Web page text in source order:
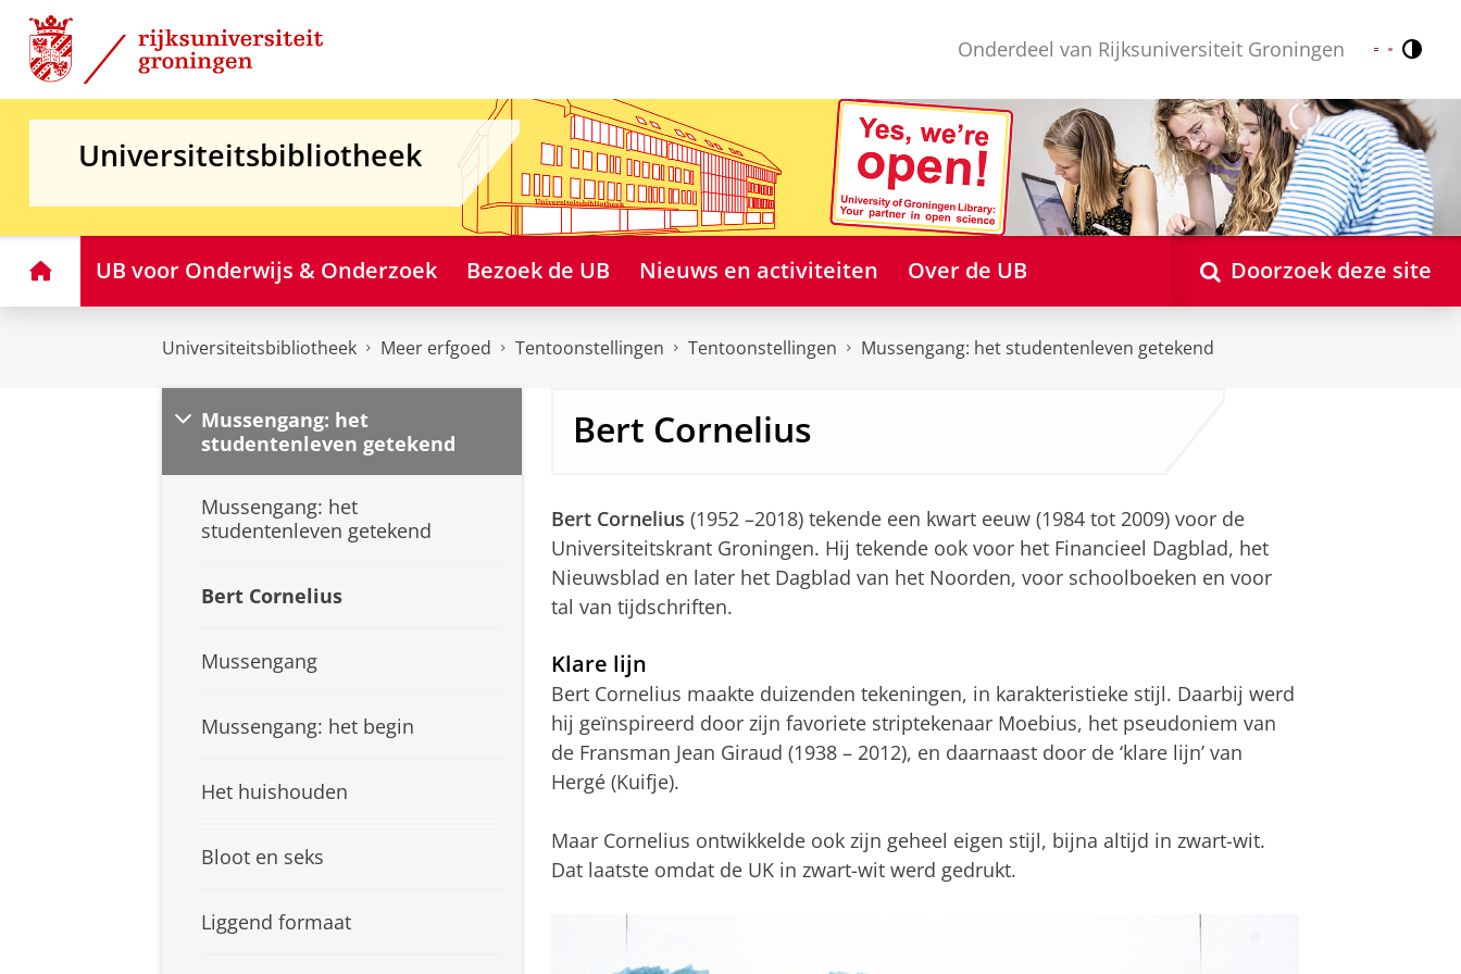
Skip
Content
Skip
Navigation
Onderdeel van Rijksuniversiteit Groningen Nederlands
English
Universiteitsbibliotheek
HomeUB voor Onderwijs & Onderzoek Bezoek de UB Nieuws en activiteiten Over de UB Doorzoek deze site
Universiteitsbibliotheek Meer erfgoed Tentoonstellingen Tentoonstellingen Mussengang: het studentenleven getekend
Mussengang: het
studentenleven getekend
Mussengang: het
studentenleven getekend
Bert Cornelius
Mussengang
Mussengang: het begin
Het huishouden
Bloot en seks
Liggend formaat
Bert Cornelius
Bert Cornelius (1952 –2018) tekende een kwart eeuw (1984 tot 2009) voor de
Universiteitskrant Groningen. Hij tekende ook voor het Financieel Dagblad, het
Nieuwsblad en later het Dagblad van het Noorden, voor schoolboeken en voor
tal van tijdschriften.
Klare lijn
Bert Cornelius maakte duizenden tekeningen, in karakteristieke stijl. Daarbij werd
hij geïnspireerd door zijn favoriete striptekenaar Moebius, het pseudoniem van
de Fransman Jean Giraud (1938 – 2012), en daarnaast door de ‘klare lijn’ van
Hergé (Kuifje).
Maar Cornelius ontwikkelde ook zijn geheel eigen stijl, bijna altijd in zwart-wit.
Dat laatste omdat de UK in zwart-wit werd gedrukt.